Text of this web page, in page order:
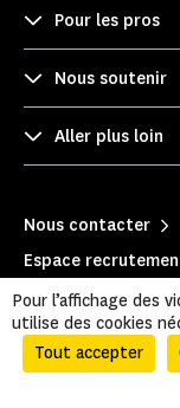
Pour les pros
Nous soutenir
Aller plus loin
Nous contacter
Espace
Trouver un
Pour l’affichage des
utilise des cookies
Tout accepter